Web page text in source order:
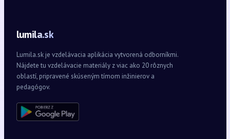
lumila.sk
Lumila.sk je vzdelávacia aplikácia vytvorená odborníkmi.
Nájdete tu vzdelávacie materiály z viac ako 20 rôznych
oblastí, pripravené skúseným tímom inžinierov a
pedagógov.